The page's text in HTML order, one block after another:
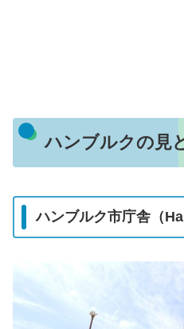
ハンブルクの見
ハンブルク市庁舎（